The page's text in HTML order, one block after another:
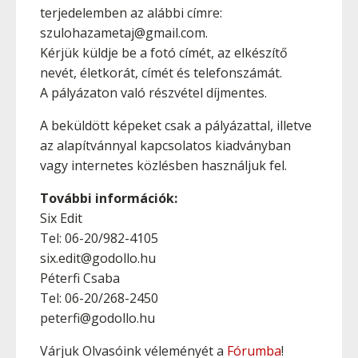
terjedelemben az alábbi címre:
szulohazametaj@gmail.com.
Kérjük küldje be a fotó címét, az elkészítő
nevét, életkorát, címét és telefonszámát.
A pályázaton való részvétel díjmentes.
A beküldött képeket csak a pályázattal, illetve
az alapítvánnyal kapcsolatos kiadványban
vagy internetes közlésben használjuk fel.
További információk:
Six Edit
Tel: 06-20/982-4105
six.edit@godollo.hu
Péterfi Csaba
Tel: 06-20/268-2450
peterfi@godollo.hu
Várjuk Olvasóink véleményét a Fórumba!